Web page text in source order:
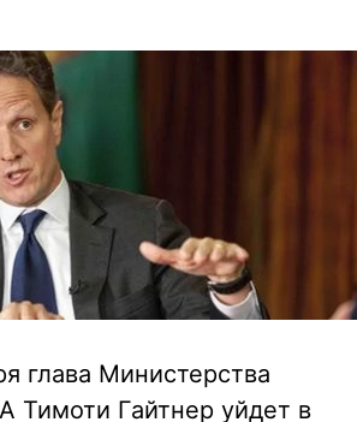
глава Министерства
Тимоти Гайтнер уйдет в